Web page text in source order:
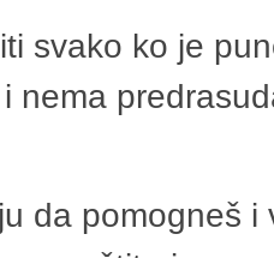
svako ko je
nema
da pomogneš